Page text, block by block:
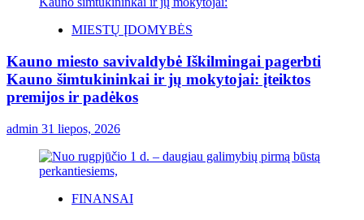
MIESTŲ ĮDOMYBĖS
Kauno miesto savivaldybė Iškilmingai pagerbti
Kauno šimtukininkai ir jų mokytojai: įteiktos
premijos ir padėkos
admin 31 liepos, 2026
FINANSAI